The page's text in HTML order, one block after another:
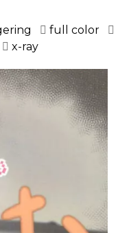
full color
x-ray